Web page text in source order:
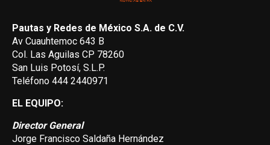
Pautas y Redes de México S.A. de C.V.
Av Cuauhtemoc 643 B
Col. Las Aguilas CP 78260
San Luis Potosí, S.L.P.
Teléfono 444 2440971
EL EQUIPO:
Director General
Jorge Francisco Saldaña Hernández